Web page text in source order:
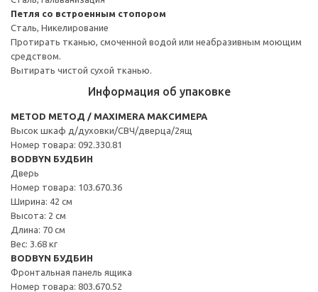
Петля со встроенным стопором
Сталь, Никелирование
Протирать тканью, смоченной водой или неабразивным моющим
средством.
Вытирать чистой сухой тканью.
Информация об упаковке
METOD МЕТОД / MAXIMERA МАКСИМЕРА
Высок шкаф д/духовки/СВЧ/дверца/2ящ
Номер товара: 092.330.81
BODBYN БУДБИН
Дверь
Номер товара: 103.670.36
Ширина: 42 см
Высота: 2 см
Длина: 70 см
Вес: 3.68 кг
BODBYN БУДБИН
Фронтальная панель ящика
Номер товара: 803.670.52